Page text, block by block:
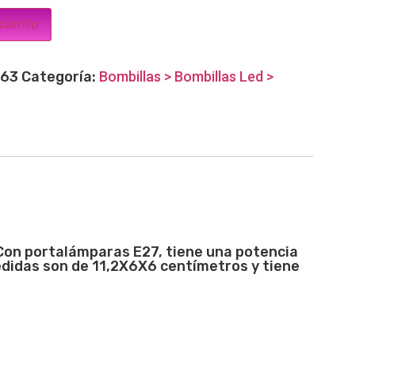
Categoría: Bombillas > Bombillas Led >
portalámparas E27, tiene una potencia
son de 11,2X6X6 centímetros y tiene